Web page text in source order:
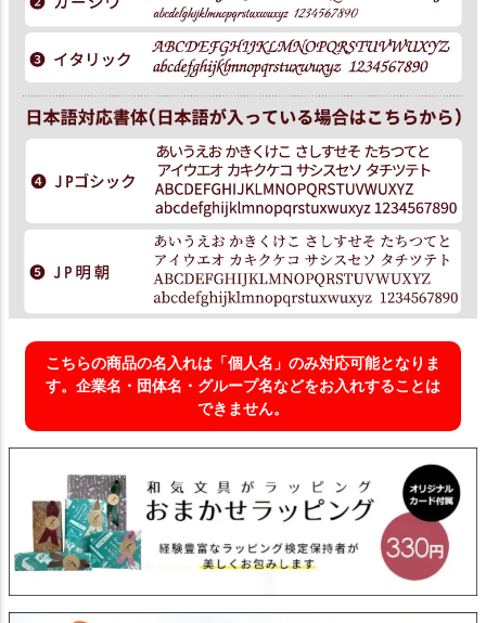
こちらの商品の名入れは「個人名」のみ対応可能となりま
す。企業名・団体名・グループ名などをお入れすることは
できません。